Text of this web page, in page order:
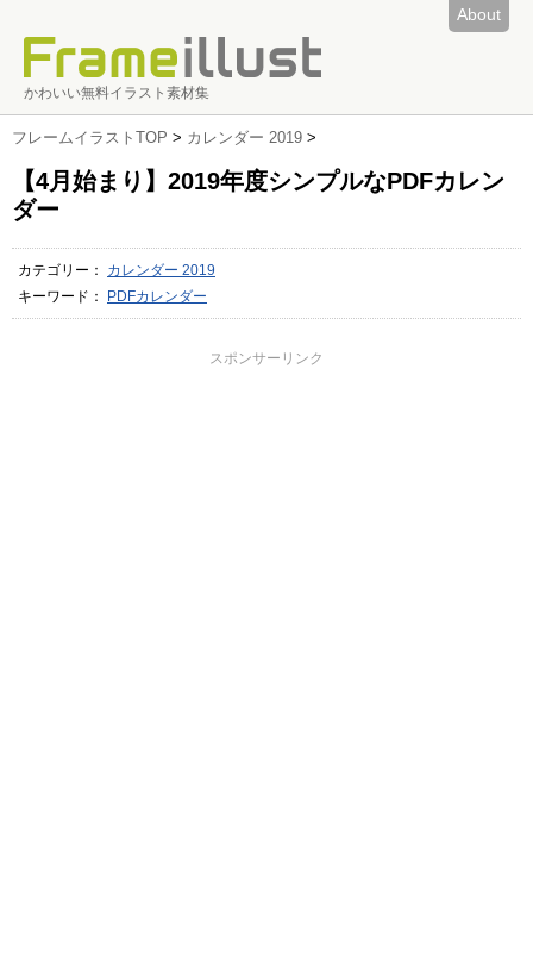
About
かわいい無料イラスト素材集
フレームイラストTOP > カレンダー 2019 >
【4月始まり】2019年度シンプルなPDFカレン
ダー
カテゴリー： カレンダー 2019
キーワード：
PDFカレンダー
スポンサーリンク